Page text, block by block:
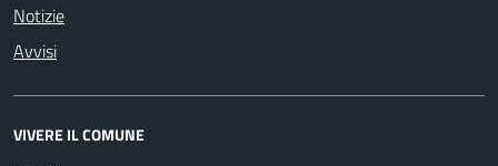
Notizie
Avvisi
VIVERE IL COMUNE